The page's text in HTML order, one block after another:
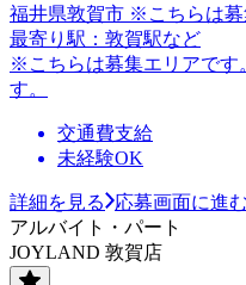
福井県敦賀市 ※こちらは募
最寄り駅：敦賀駅など
※こちらは募集エリアです
す。
交通費支給
未経験OK
詳細を見る
応募画面に進む
アルバイト・パート
JOYLAND 敦賀店